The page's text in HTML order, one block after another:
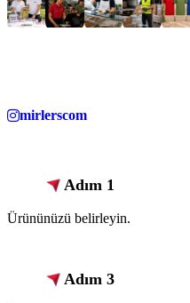
mirlerscom
Adım 1
Ürününüzü belirleyin.
Adım 3